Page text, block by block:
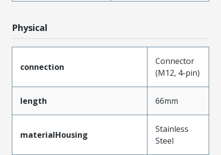
Physical
connection
Connector
(M12, 4-pin)
length 66mm
materialHousing
Stainless
Steel